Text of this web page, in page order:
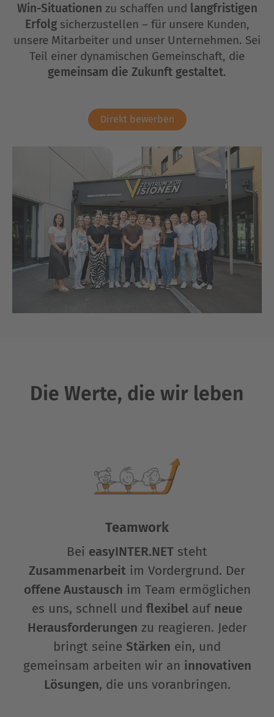
Win-Situationen zu schaffen und langfristigen
Erfolgsicherzustellen – für unsere Kunden,
unsere Mitarbeiter und unser Unternehmen. Sei
Teil einer dynamischen Gemeinschaft, die
gemeinsam die Zukunft gestaltet.
Direkt bewerben
Die Werte, die wir leben
Teamwork
Bei easyINTER.NET steht
Zusammenarbeit im Vordergrund. Der
offene Austausch im Team ermöglichen
es uns, schnell und flexibel auf neue
Herausforderungen zu reagieren. Jeder
bringt seine Stärken ein, und
gemeinsam arbeiten wir an innovativen
Lösungen, die uns voranbringen.